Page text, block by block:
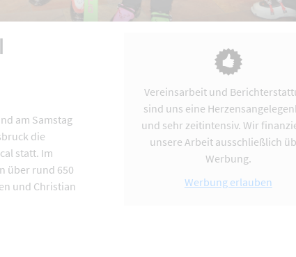
am Samstag
die
statt. Im
über rund 650
und Christian
Vereinsarbeit und
sind uns eine
und sehr zeitintensiv. Wir
unsere Arbeit ausschließlich
Werbung.
Werbung erlauben